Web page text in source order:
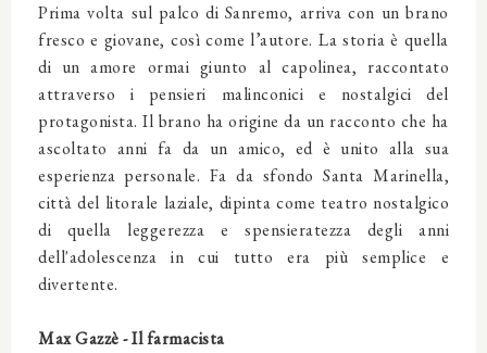
Prima volta sul palco di Sanremo, arriva con un brano
fresco e giovane, così come l’autore. La storia è quella
di un amore ormai giunto al capolinea, raccontato
attraverso i pensieri malinconici e nostalgici del
protagonista. Il brano ha origine da un racconto che ha
ascoltato anni fa da un amico, ed è unito alla sua
esperienza personale. Fa da sfondo Santa Marinella,
città del litorale laziale, dipinta come teatro nostalgico
di quella leggerezza e spensieratezza degli anni
dell'adolescenza in cui tutto era più semplice e
divertente.
Max Gazzè - Il farmacista